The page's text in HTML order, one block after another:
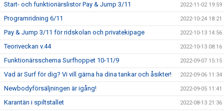
Start- och funktionärslistor Pay & Jump 3/11 2022-11-02 19:59
Programridning 6/11 2022-10-24 18:21
Pay & Jump 3/11 för ridskolan och privatekipage 2022-10-13 14:56
Teoriveckan v.44 2022-10-13 08:16
Funktionärsschema Surfhoppet 10-11/9 2022-09-07 15:15
Vad är Surf för dig? Vi vill gärna ha dina tankar och åsikter! 2022-09-06 11:34
Newbodyförsäljningen är igång! 2022-09-05 11:41
Karantän i spiltstallet 2022-08-13 21:36